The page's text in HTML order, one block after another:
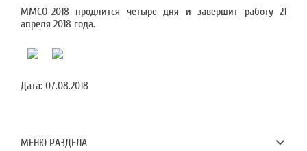
ММСО-2018 продлится четыре дня и завершит работу 21
апреля 2018 года.
Дата: 07.08.2018
МЕНЮ РАЗДЕЛА